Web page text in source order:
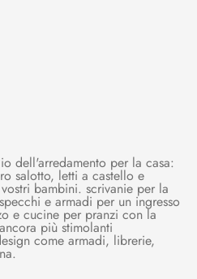
dell'arredamento per la casa:
salotto, letti a castello e
bambini. scrivanie per la
e armadi per un ingresso
e cucine per pranzi con la
più stimolanti
come armadi, librerie,